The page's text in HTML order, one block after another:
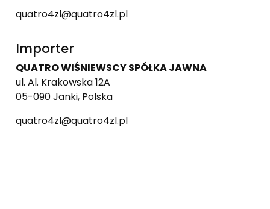
quatro4zl@quatro4zl.pl
Importer
QUATRO WIŚNIEWSCY SPÓŁKA JAWNA
ul. Al. Krakowska 12A
05-090 Janki, Polska
quatro4zl@quatro4zl.pl